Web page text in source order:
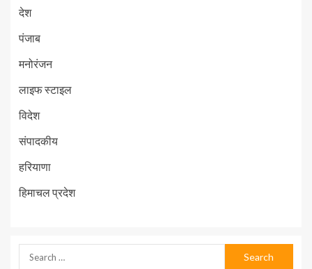
देश
पंजाब
मनोरंजन
लाइफ स्टाइल
विदेश
संपादकीय
हरियाणा
हिमाचल प्रदेश